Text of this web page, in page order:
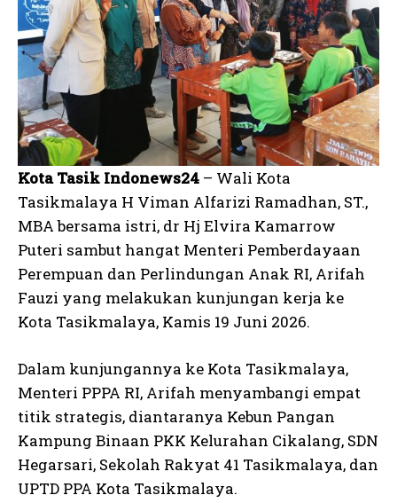
Kota Tasik Indonews24 – Wali Kota
Tasikmalaya H Viman Alfarizi Ramadhan, ST.,
MBA bersama istri, dr Hj Elvira Kamarrow
Puteri sambut hangat Menteri Pemberdayaan
Perempuan dan Perlindungan Anak RI, Arifah
Fauzi yang melakukan kunjungan kerja ke
Kota Tasikmalaya, Kamis 19 Juni 2026.
Dalam kunjungannya ke Kota Tasikmalaya,
Menteri PPPA RI, Arifah menyambangi empat
titik strategis, diantaranya Kebun Pangan
Kampung Binaan PKK Kelurahan Cikalang, SDN
Hegarsari, Sekolah Rakyat 41 Tasikmalaya, dan
UPTD PPA Kota Tasikmalaya.